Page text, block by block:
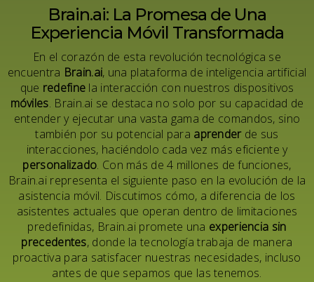
Brain.ai: La Promesa de Una
Experiencia Móvil Transformada
En el corazón de esta revolución tecnológica se
encuentra Brain.ai, una plataforma de inteligencia artificial
que redefine la interacción con nuestros dispositivos
móviles. Brain.ai se destaca no solo por su capacidad de
entender y ejecutar una vasta gama de comandos, sino
también por su potencial para aprenderde sus
interacciones, haciéndolo cada vez más eficiente y
personalizado. Con más de 4 millones de funciones,
Brain.ai representa el siguiente paso en la evolución de la
asistencia móvil. Discutimos cómo, a diferencia de los
asistentes actuales que operan dentro de limitaciones
predefinidas, Brain.ai promete una experiencia sin
precedentes, donde la tecnología trabaja de manera
proactiva para satisfacer nuestras necesidades, incluso
antes de que sepamos que las tenemos.